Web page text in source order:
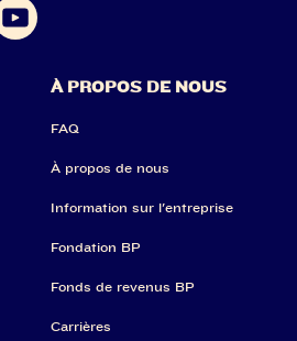
À PROPOS DE NOUS
FAQ
À propos de nous
Information sur l'entreprise
Fondation BP
Fonds de revenus BP
Carrières